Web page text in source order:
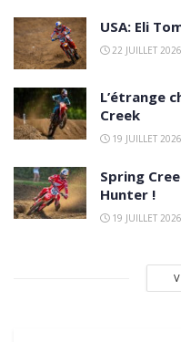
USA: Eli
22 JUILLET 2026
L’étrange
Creek
19 JUILLET 2026
Spring
Hunter !
19 JUILLET 2026